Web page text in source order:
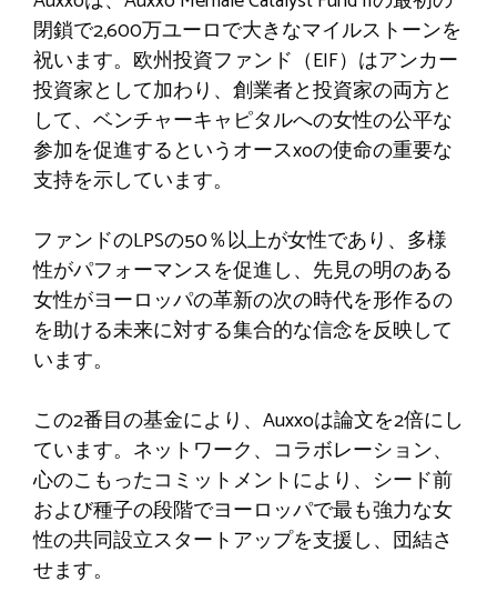
閉鎖で2,600万ユーロで大きなマイルストーンを
祝います。欧州投資ファンド（EIF）はアンカー
投資家として加わり、創業者と投資家の両方と
して、ベンチャーキャピタルへの女性の公平な
参加を促進するというオースxoの使命の重要な
支持を示しています。
ファンドのLPSの50％以上が女性であり、多様
性がパフォーマンスを促進し、先見の明のある
女性がヨーロッパの革新の次の時代を形作るの
を助ける未来に対する集合的な信念を反映して
います。
この2番目の基金により、Auxxoは論文を2倍にし
ています。ネットワーク、コラボレーション、
心のこもったコミットメントにより、シード前
および種子の段階でヨーロッパで最も強力な女
性の共同設立スタートアップを支援し、団結さ
せます。